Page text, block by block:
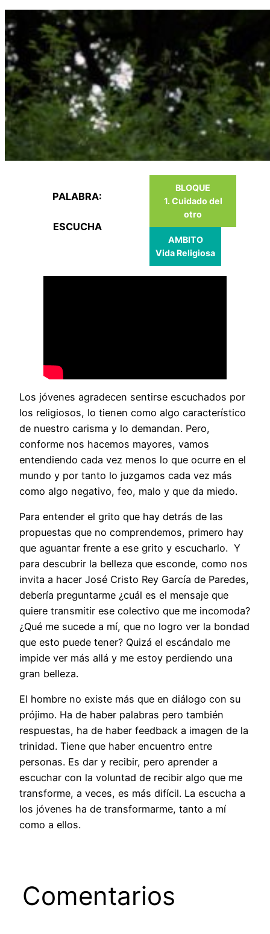
al
contenido
PALABRA:
ESCUCHA
BLOQUE
1. Cuidado del
otro
AMBITO
Vida Religiosa
Los jóvenes agradecen sentirse escuchados por
los religiosos, lo tienen como algo característico
de nuestro carisma y lo demandan. Pero,
conforme nos hacemos mayores, vamos
entendiendo cada vez menos lo que ocurre en el
mundo y por tanto lo juzgamos cada vez más
como algo negativo, feo, malo y que da miedo.
Para entender el grito que hay detrás de las
propuestas que no comprendemos, primero hay
que aguantar frente a ese grito y escucharlo. Y
para descubrir la belleza que esconde, como nos
invita a hacer José Cristo Rey García de Paredes,
debería preguntarme ¿cuál es el mensaje que
quiere transmitir ese colectivo que me incomoda?
¿Qué me sucede a mí, que no logro ver la bondad
que esto puede tener? Quizá el escándalo me
impide ver más allá y me estoy perdiendo una
gran belleza.
El hombre no existe más que en diálogo con su
prójimo. Ha de haber palabras pero también
respuestas, ha de haber feedback a imagen de la
trinidad. Tiene que haber encuentro entre
personas. Es dar y recibir, pero aprender a
escuchar con la voluntad de recibir algo que me
transforme, a veces, es más difícil. La escucha a
los jóvenes ha de transformarme, tanto a mí
como a ellos.
Comentarios